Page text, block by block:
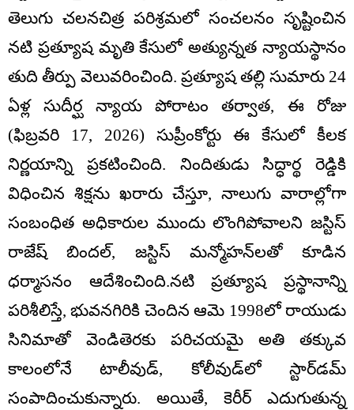
తెలుగు చలనచిత్ర పరిశ్రమలో సంచలనం సృష్టించిన
నటి ప్రత్యూష మృతి కేసులో అత్యున్నత న్యాయస్థానం
తుది తీర్పు వెలువరించింది. ప్రత్యూష తల్లి సుమారు 24
ఏళ్ల సుదీర్ఘ న్యాయ పోరాటం తర్వాత, ఈ రోజు
(ఫిబ్రవరి 17, 2026) సుప్రీంకోర్టు ఈ కేసులో కీలక
నిర్ణయాన్ని ప్రకటించింది. నిందితుడు సిద్ధార్థ రెడ్డికి
విధించిన శిక్షను ఖరారు చేస్తూ, నాలుగు వారాల్లోగా
సంబంధిత అధికారుల ముందు లొంగిపోవాలని జస్టిస్
రాజేష్ బిందల్, జస్టిస్ మన్మోహన్‌లతో కూడిన
ధర్మాసనం ఆదేశించింది.నటి ప్రత్యూష ప్రస్థానాన్ని
పరిశీలిస్తే, భువనగిరికి చెందిన ఆమె 1998లో రాయుడు
సినిమాతో వెండితెరకు పరిచయమై అతి తక్కువ
కాలంలోనే టాలీవుడ్, కోలీవుడ్‌లో స్టార్‌డమ్
సంపాదించుకున్నారు. అయితే, కెరీర్ ఎదుగుతున్న